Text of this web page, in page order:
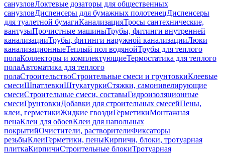
санузловЛоктевые дозаторы для общественных
санузловДиспенсеры для бумажных полотенецДиспенсеры
для туалетной бумагиКанализацияТросы сантехнические,
вантузыПрочистные машиныТрубы, фитинги внутренней
канализацииТрубы, фитинги наружной канализацииЛюки
канализационныеТеплый пол водянойТрубы для теплого
полаКоллекторы и комплектующиеТермостатика для теплого
полаАвтоматика для теплого
полаСтроительствоСтроительные смеси и грунтовкиКлеевые
смесиШпатлевкиШтукатуркиСтяжки, самонивелирующие
смесиСтроительные смеси, составыГидроизоляционные
смесиГрунтовкиДобавки для строительных смесейПены,
клеи, герметикиЖидкие гвоздиГерметикиМонтажная
пенаКлеи для обоевКлеи для напольных
покрытийОчистители, растворителиФиксаторы
резьбыКлеиГерметики, пеныКирпичи, блоки, тротуарная
плиткаКирпичиСтроительные блокиТротуарная